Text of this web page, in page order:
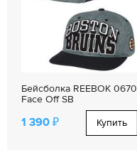
Бейсболка REEBOK 0670
Face Off SB
1 390 ₽ Купить